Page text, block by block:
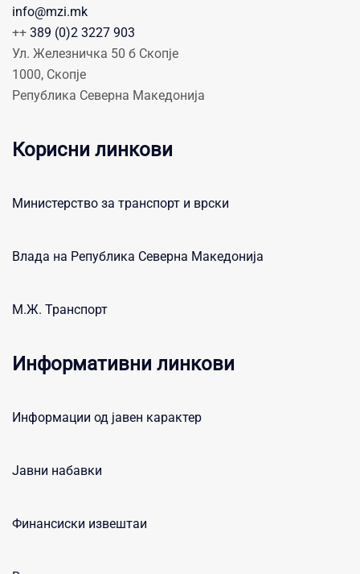
info@mzi.mk
++ 389 (0)2 3227 903
Ул. Железничка 50 б Скопје
1000, Скопје
Република Северна Македонија
Корисни линкови
Министерство за транспорт и врски
Влада на Република Северна Македонија
М.Ж. Транспорт
Информативни линкови
Информации од јавен карактер
Јавни набавки
Финансиски извештаи